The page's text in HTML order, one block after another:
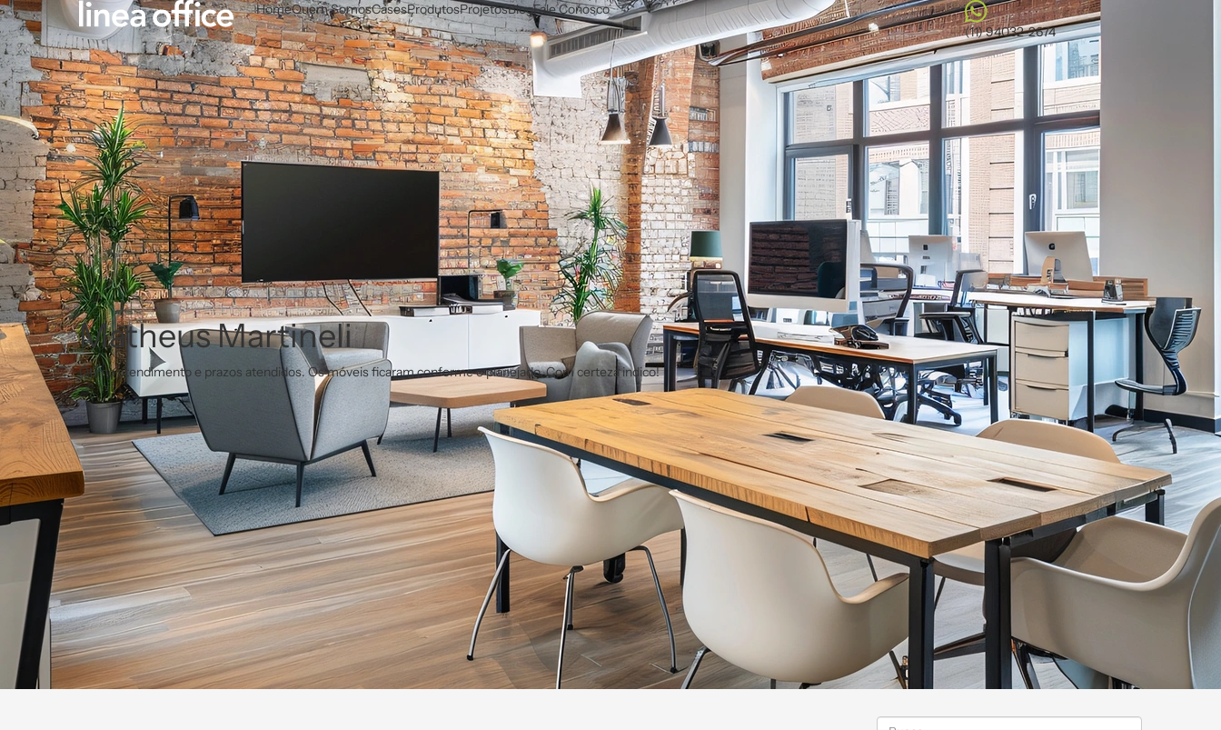
HomeQuem SomosCasesProdutosProjetosBlogFale Conosco
(11) 94032-2674
Matheus Martineli​
Ótimo atendimento e prazos atendidos. Os móveis ficaram conforme o planejado. Com certeza indico!